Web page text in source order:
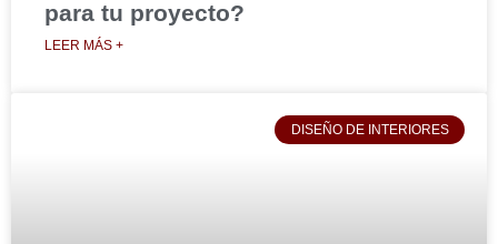
para tu proyecto?
LEER MÁS +
DISEÑO DE INTERIORES